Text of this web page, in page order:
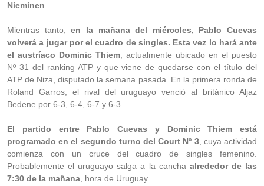
Nieminen
Mientras tanto,en la mañana del miércoles, Pablo Cuevas
volverá a jugar por el cuadro de singles. Esta vez lo hará ante
el austríaco Dominic Thiem , actualmente ubicado en el puesto
Nº 31 del ranking ATP y que viene de quedarse con el título del
ATP de Niza, disputado la semana pasada. En la primera ronda de
Roland Garros, el rival del uruguayo venció al británico Aljaz
Bedene por 6-3, 6-4, 6-7 y 6-3.
El partido entre Pablo Cuevas y Dominic Thiem está
programado en el segundo turno del Court Nº 3, cuya actividad
comienza con un cruce del cuadro de singles femenino.
Probablemente el uruguayo salga a la cancha alrededor de las
7:30 de la mañana , hora de Uruguay.